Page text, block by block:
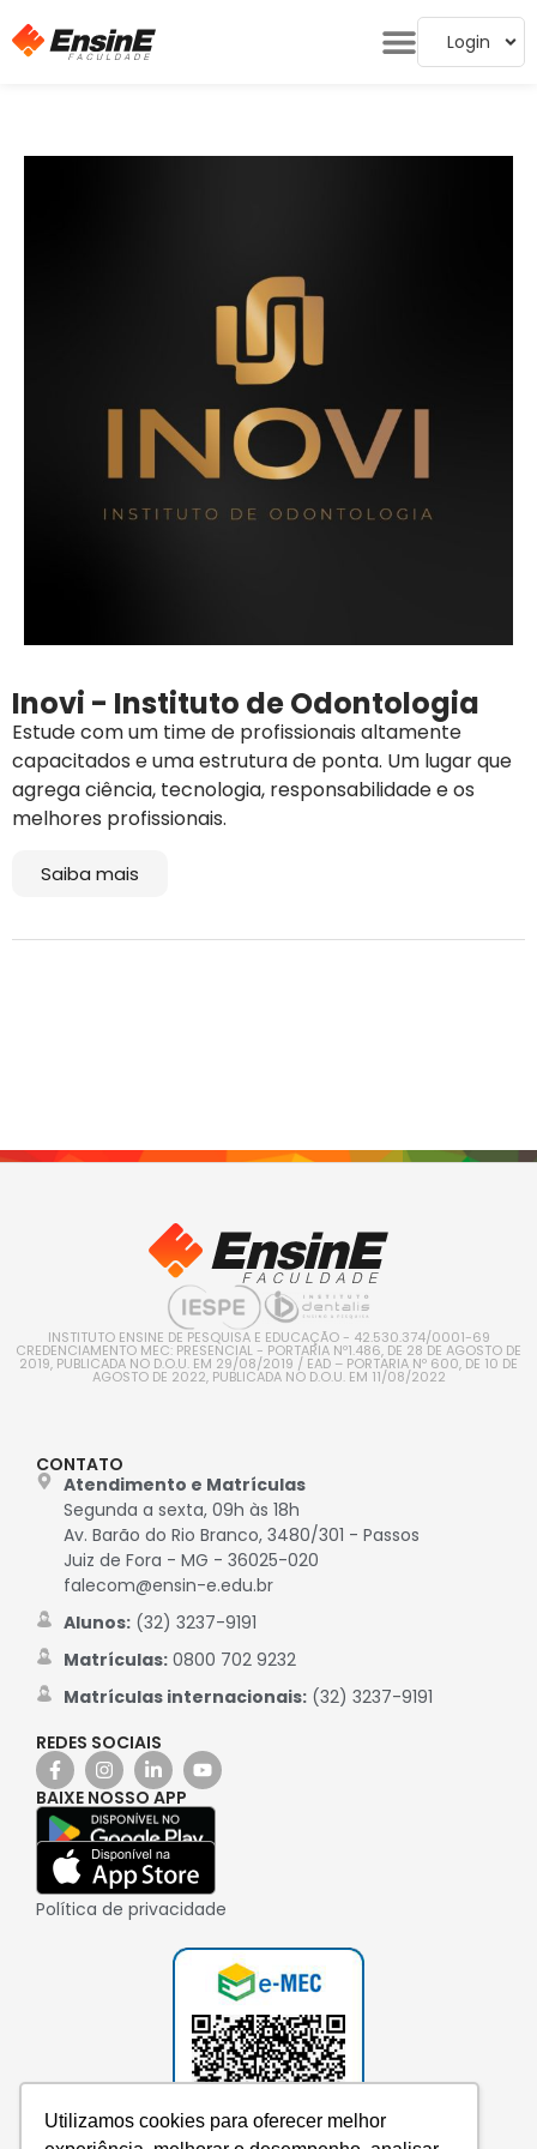
Utilizamos cookies para oferecer melhor
Login
Inovi - Instituto de Odontologia
Estude com um time de profissionais altamente
capacitados e uma estrutura de ponta. Um lugar que
agrega ciência, tecnologia, responsabilidade e os
melhores profissionais.
Saiba mais
INSTITUTO ENSINE DE PESQUISA E EDUCAÇÃO - 42.530.374/0001-69
CREDENCIAMENTO MEC: PRESENCIAL - PORTARIA Nº1.486, DE 28 DE AGOSTO DE
2019, PUBLICADA NO D.O.U. EM 29/08/2019 / EAD – PORTARIA Nº 600, DE 10 DE
AGOSTO DE 2022, PUBLICADA NO D.O.U. EM 11/08/2022
CONTATO
Atendimento e Matrículas
Segunda a sexta, 09h às 18h
Av. Barão do Rio Branco, 3480/301 - Passos
Juiz de Fora - MG - 36025-020
falecom@ensin-e.edu.br
Alunos:(32) 3237-9191
Matrículas:0800 702 9232
Matrículas internacionais:(32) 3237-9191
REDES SOCIAIS
BAIXE NOSSO APP
Política de privacidade